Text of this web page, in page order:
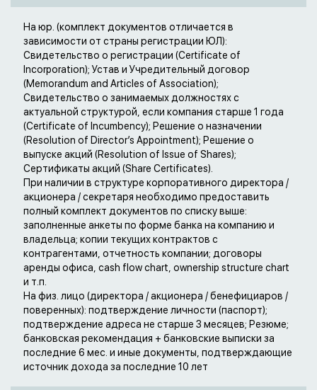
На юр. (комплект документов отличается в
зависимости от страны регистрации ЮЛ):
Свидетельство о регистрации (Certificate of
Incorporation); Устав и Учредительный договор
(Memorandum and Articles of Association);
Свидетельство о занимаемых должностях с
актуальной структурой, если компания старше 1 года
(Certificate of Incumbency); Решение о назначении
(Resolution of Director’s Appointment); Решение о
выпуске акций (Resolution of Issue of Shares);
Сертификаты акций (Share Certificates).
При наличии в структуре корпоративного директора /
акционера / секретаря необходимо предоставить
полный комплект документов по списку выше:
заполненные анкеты по форме банка на компанию и
владельца; копии текущих контрактов с
контрагентами, отчетность компании; договоры
аренды офиса, cash flow chart, ownership structure chart
и т.п.
На физ. лицо (директора / акционера / бенефициаров /
поверенных): подтверждение личности (паспорт);
подтверждение адреса не старше 3 месяцев; Резюме;
банковская рекомендация + банковские выписки за
последние 6 мес. и иные документы, подтверждающие
источник дохода за последние 10 лет